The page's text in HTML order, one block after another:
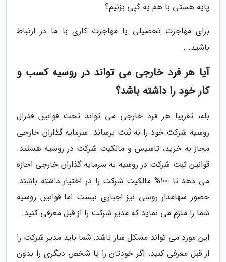
پایه هستی با هم یه گپی بزنیم؟
برای مهاجرت تحصیلی یا مهاجرت کاری با ما در ارتباط
باشید...
آیا هر فرد خارجی می تواند در روسیه کسب و
کار خود را داشته باشد؟
بله، تقریبا هر فرد خارجی می تواند تحت قوانین فدرال
روسیه شرکت خود را به ثبت برساند. سرمایه گذاران خارجی
مجاز به خرید، تاسیس و مالکیت شرکت در روسیه هستند.
قوانین ثبت شرکت در روسیه به سرمایه گذاران خارجی اجازه
می دهد تا 100% مالکیت شرکت را در اختیار داشته باشند.
حضور سهامدار روسی نیز اجباری نیست اما قوانین روسیه
شما را ملزم می نماید که مدیر شرکت را از قبل معرفی کنید.
این مورد می تواند مشکل ساز باشد: شما باید مدیر شرکت را
از قبل معرفی کنید، اگر خودتان را یا شخص دیگری را بدون